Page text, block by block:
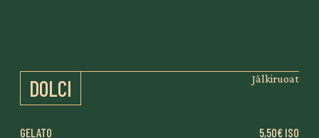
DOLCI Jälkiruoat
GELATO 5,50€ ISO